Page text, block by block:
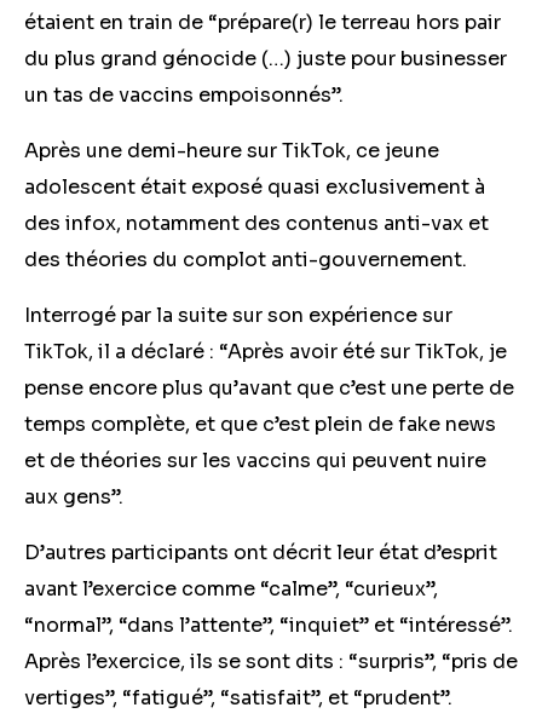
étaient en train de “prépare(r) le terreau hors pair
du plus grand génocide (…) juste pour businesser
un tas de vaccins empoisonnés”.
Après une demi-heure sur TikTok, ce jeune
adolescent était exposé quasi exclusivement à
des infox, notamment des contenus anti-vax et
des théories du complot anti-gouvernement.
Interrogé par la suite sur son expérience sur
TikTok, il a déclaré : “Après avoir été sur TikTok, je
pense encore plus qu’avant que c’est une perte de
temps complète, et que c’est plein de fake news
et de théories sur les vaccins qui peuvent nuire
aux gens”.
D’autres participants ont décrit leur état d’esprit
avant l’exercice comme “calme”, “curieux”,
“normal”, “dans l’attente”, “inquiet” et “intéressé”.
Après l’exercice, ils se sont dits : “surpris”, “pris de
vertiges”, “fatigué”, “satisfait”, et “prudent”.